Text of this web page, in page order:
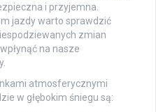
i przyjemna.
jazdy warto sprawdzić
zmian
na nasze
atmosferycznymi
w głębokim śniegu są: